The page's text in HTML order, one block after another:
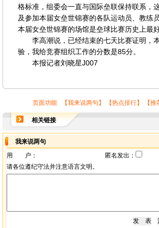
格标准，组委会一直与国际垒联保持联系，
及参加本届女垒世锦赛的各队运动员、教练
本届女垒世锦赛的场馆是垒球比赛历史上最
李高潮说，已经结束的七天比赛证明，
验，我给竞赛组织工作的分数是85分。
本报记者刘晓星J007
页面功能 【我来说两句 】 【热点排行】 【推
相关链接
我来说两句
用 户：
匿名发出：
请各位遵纪守法并注意语言文明。